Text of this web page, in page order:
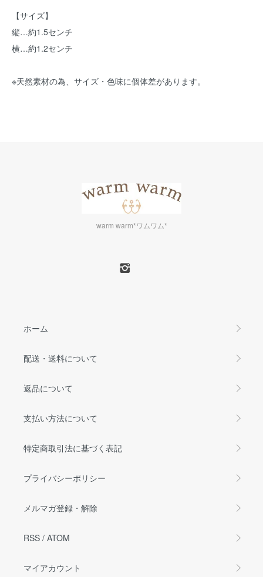
【サイズ】
縦…約1.5センチ
横…約1.2センチ
※天然素材の為、サイズ・色味に個体差があります。
warm warm*ワムワム*
ホーム
配送・送料について
返品について
支払い方法について
特定商取引法に基づく表記
プライバシーポリシー
メルマガ登録・解除
RSS / ATOM
マイアカウント